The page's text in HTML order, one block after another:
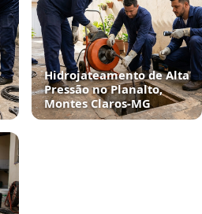
Hidrojateamento de Alta
Pressão no Planalto,
Montes Claros‑MG